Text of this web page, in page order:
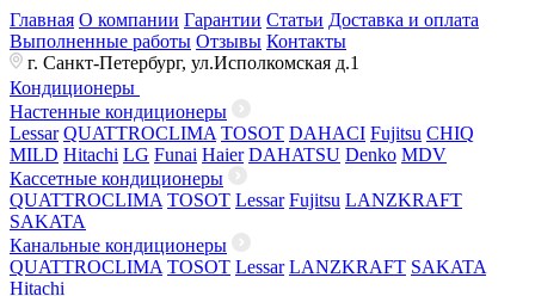
Главная О компании Гарантии Статьи Доставка и оплата
Выполненные работы Отзывы Контакты
г. Санкт-Петербург, ул.Исполкомская д.1
Кондиционеры
Настенные кондиционеры
Lessar QUATTROCLIMA TOSOT DAHACI Fujitsu CHIQ
MILD Hitachi LG Funai Haier DAHATSU Denko MDV
Кассетные кондиционеры
QUATTROCLIMA TOSOT Lessar Fujitsu LANZKRAFT
SAKATA
Канальные кондиционеры
QUATTROCLIMA TOSOT Lessar LANZKRAFT SAKATA
Hitachi